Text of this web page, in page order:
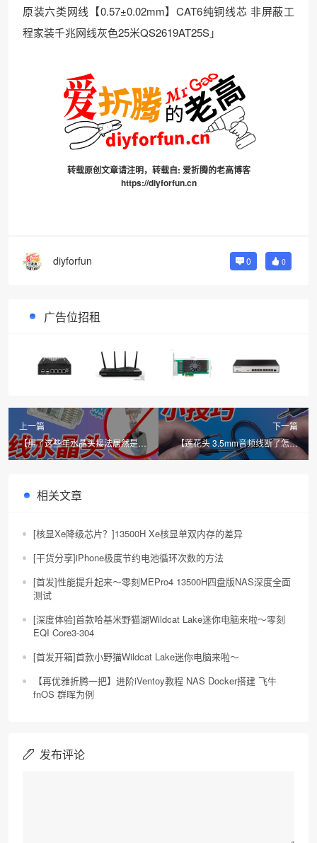
原装六类网线【0.57±0.02mm】CAT6纯铜线芯 非屏蔽工
程家装千兆网线灰色25米QS2619AT25S」
转载原创文章请注明，转载自: 爱折腾的老高博客
https://diyforfun.cn
diyforfun 0 0
广告位招租
上一篇
【用了这些年水晶头接法居然是错
的！】怎么接？常见水晶头接法
下一篇
【莲花头 3.5mm音频线断了怎么
办？】音频线断了坏了接线修复方
相关文章
[核显Xe降级芯片？]13500H Xe核显单双内存的差异
[干货分享]iPhone极度节约电池循环次数的方法
[首发]性能提升起来～零刻MEPro4 13500H四盘版NAS深度全面
测试
[深度体验]首款哈基米野猫湖Wildcat Lake迷你电脑来啦～零刻
EQI Core3-304
[首发开箱]首款小野猫Wildcat Lake迷你电脑来啦～
【再优雅折腾一把】进阶iVentoy教程 NAS Docker搭建 飞牛
fnOS 群晖为例
发布评论